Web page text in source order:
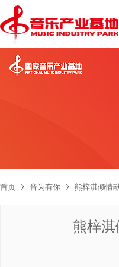
首页 音为有你 熊梓淇倾情
熊梓